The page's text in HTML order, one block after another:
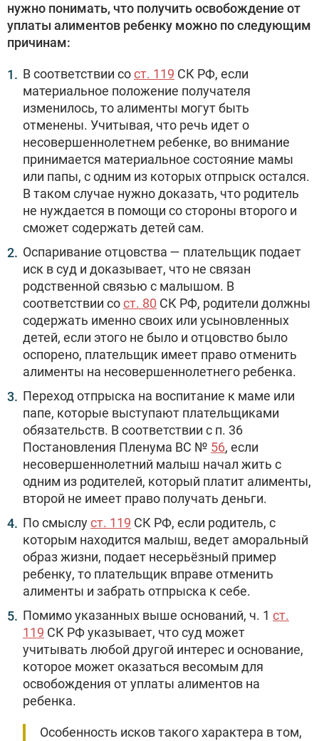
нужно понимать, что получить освобождение от
уплаты алиментов ребенку можно по следующим
причинам:
В соответствии сост. 119 СК РФ, если
материальное положение получателя
изменилось, то алименты могут быть
отменены. Учитывая, что речь идет о
несовершеннолетнем ребенке, во внимание
принимается материальное состояние мамы
или папы, с одним из которых отпрыск остался.
В таком случае нужно доказать, что родитель
не нуждается в помощи со стороны второго и
сможет содержать детей сам.
Оспаривание отцовства — плательщик подает
иск в суд и доказывает, что не связан
родственной связью с малышом. В
соответствии сост. 80 СК РФ, родители должны
содержать именно своих или усыновленных
детей, если этого не было и отцовство было
оспорено, плательщик имеет право отменить
алименты на несовершеннолетнего ребенка.
Переход отпрыска на воспитание к маме или
папе, которые выступают плательщиками
обязательств. В соответствии с п. 36
Постановления Пленума ВС № 56, если
несовершеннолетний малыш начал жить с
одним из родителей, который платит алименты,
второй не имеет право получать деньги.
По смыслуст. 119 СК РФ, если родитель, с
которым находится малыш, ведет аморальный
образ жизни, подает несерьёзный пример
ребенку, то плательщик вправе отменить
алименты и забрать отпрыска к себе.
Помимо указанных выше оснований, ч. 1 ст.
119 СК РФ указывает, что суд может
учитывать любой другой интерес и основание,
которое может оказаться весомым для
освобождения от уплаты алиментов на
ребенка.
Особенность исков такого характера в том,